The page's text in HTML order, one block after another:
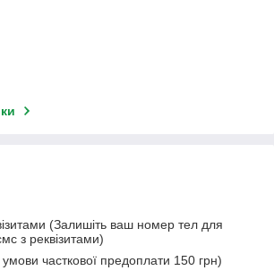
(Залишіть ваш номер тел для
з реквізитами)
часткової предоплати 150 грн)